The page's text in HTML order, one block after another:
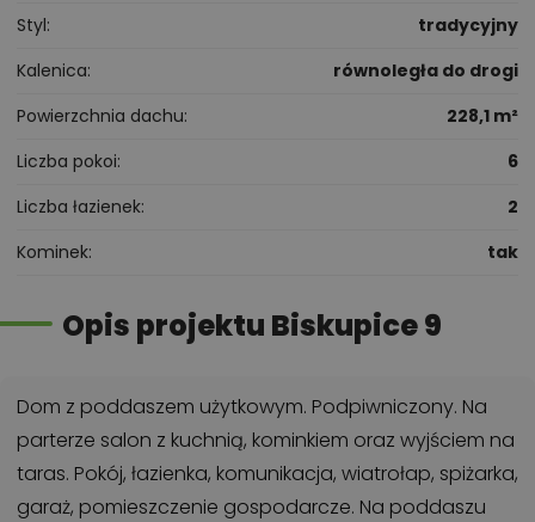
Styl
tradycyjny
Kalenica
równoległa do drogi
Powierzchnia dachu
228,1 m²
Liczba pokoi
6
Liczba łazienek
2
Kominek
tak
Opis projektu Biskupice 9
Dom z poddaszem użytkowym. Podpiwniczony. Na
parterze salon z kuchnią, kominkiem oraz wyjściem na
taras. Pokój, łazienka, komunikacja, wiatrołap, spiżarka,
garaż, pomieszczenie gospodarcze. Na poddaszu